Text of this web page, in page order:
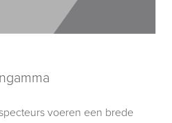
voeren een brede